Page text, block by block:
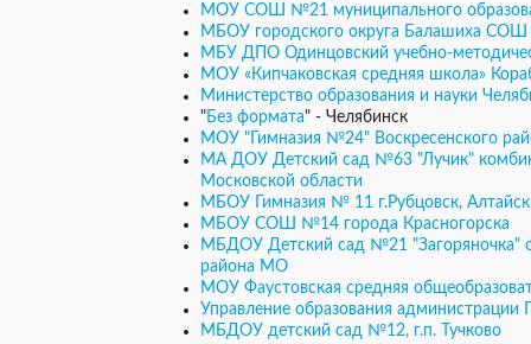
МОУ СОШ №21 муниципального
МБОУ городского округа Балашиха
МБУ ДПО Одинцовский учебно-
МОУ «Кипчаковская средняя школа»
Министерство образования и науки
"Без формата" - Челябинск
МОУ "Гимназия №24" Воскресенского
МА ДОУ Детский сад №63 "Лучик"
Московской области
МБОУ Гимназия № 11 г.Рубцовск,
МБОУ СОШ №14 города Красногорска
МБДОУ Детский сад №21 "Загоряночка"
района МО
МОУ Фаустовская средняя
Управление образования
МБДОУ детский сад №12, г.п. Тучково